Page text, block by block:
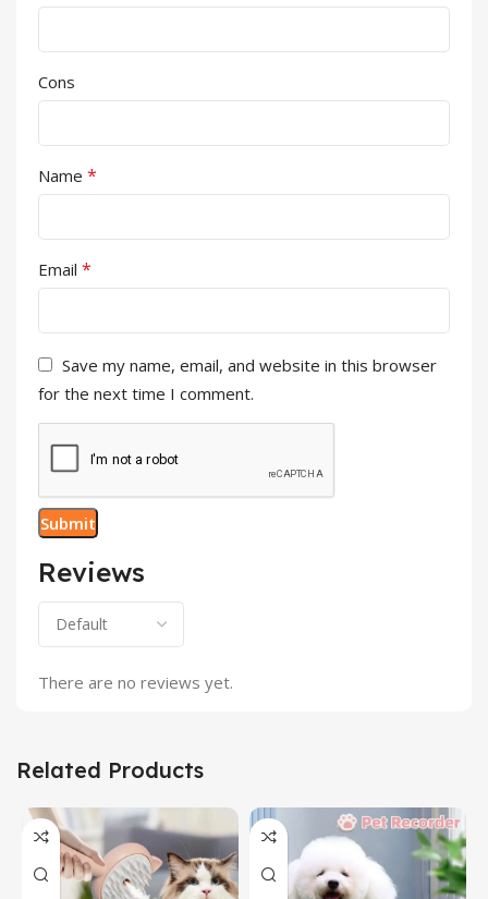
Reviews
There are no reviews yet.
Cons
Name *
Email *
Save my name, email, and website in this browser
for the next time I comment.
Related Products